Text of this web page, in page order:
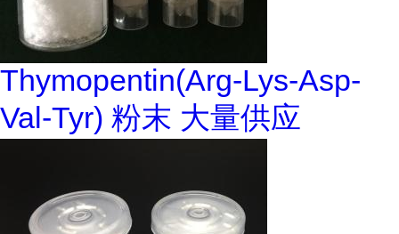
Thymopentin(Arg-Lys-Asp-
Val-Tyr) 粉末 大量供应